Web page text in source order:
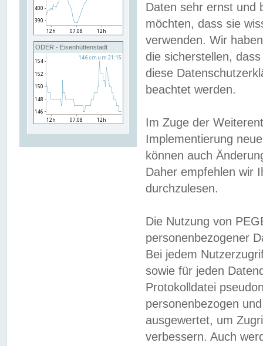
ODER - Eisenhüttenstadt
Daten sehr ernst und
möchten, dass sie
verwenden. Wir
die sicherstellen,
diese
beachtet werden.
Im Zuge der
Implementierung
können auch
Daher empfehlen wir
durchzulesen.
Die Nutzung von
personenbezogener
Bei jedem
sowie für jeden
Protokolldatei
personenbezogen
ausgewertet, um
verbessern. Auch